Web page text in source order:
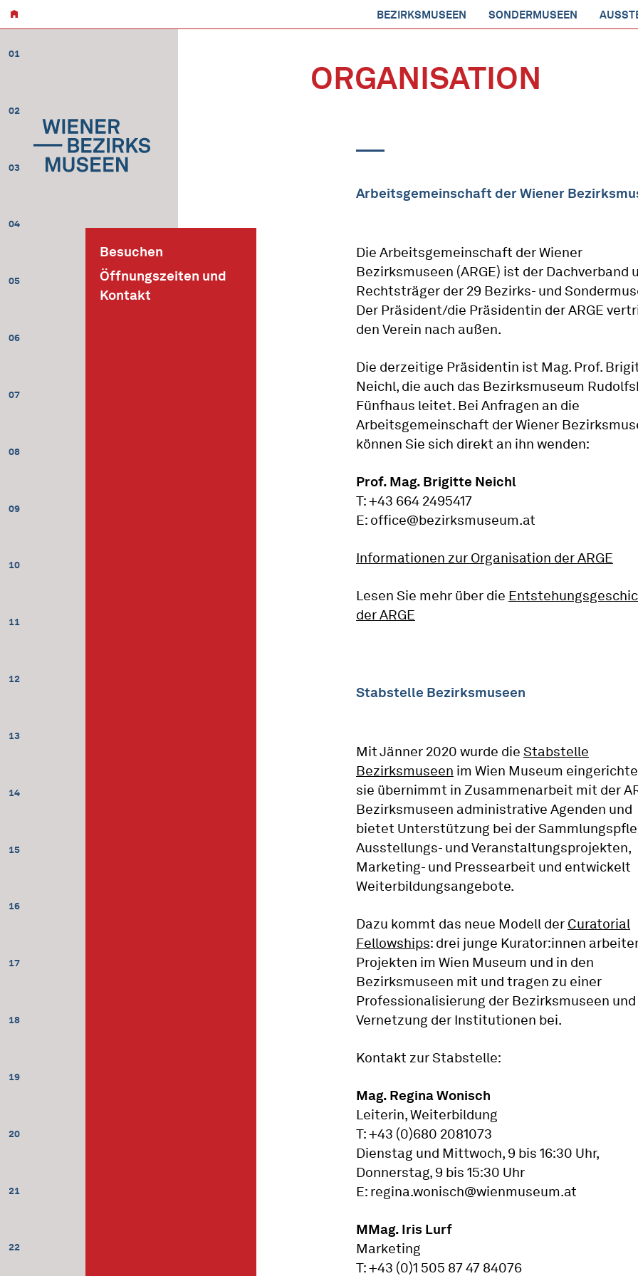
BEZIRKSMUSEEN SONDERMUSEEN
01
02
03
04
05
06
07
08
09
10
11
12
13
14
15
16
17
18
19
20
21
22
Besuchen
Öffnungszeiten und
Kontakt
ORGANISATION
Arbeitsgemeinschaft der Wiener
Die Arbeitsgemeinschaft der Wiener
Bezirksmuseen (ARGE) ist der Dachverband
Rechtsträger der 29 Bezirks- und
Der Präsident/die Präsidentin der ARGE
den Verein nach außen.
Die derzeitige Präsidentin ist Mag. Prof.
Neichl, die auch das Bezirksmuseum
Fünfhaus leitet. Bei Anfragen an die
Arbeitsgemeinschaft der Wiener
können Sie sich direkt an ihn wenden:
Prof. Mag. Brigitte Neichl
T: +43 664 2495417
E: office@bezirksmuseum.at
Informationen zur Organisation der ARGE
Lesen Sie mehr über die
der ARGE
Stabstelle Bezirksmuseen
Mit Jänner 2020 wurde die Stabstelle
Bezirksmuseen im Wien Museum
sie übernimmt in Zusammenarbeit mit der
Bezirksmuseen administrative Agenden und
bietet Unterstützung bei der
Ausstellungs- und Veranstaltungsprojekten,
Marketing- und Pressearbeit und entwickelt
Weiterbildungsangebote.
Dazu kommt das neue Modell der Curatorial
Fellowships: drei junge Kurator:innen
Projekten im Wien Museum und in den
Bezirksmuseen mit und tragen zu einer
Professionalisierung der Bezirksmuseen und
Vernetzung der Institutionen bei.
Kontakt zur Stabstelle:
Mag. Regina Wonisch
Leiterin, Weiterbildung
T: +43 (0)680 2081073
Dienstag und Mittwoch, 9 bis 16:30 Uhr,
Donnerstag, 9 bis 15:30 Uhr
E: regina.wonisch@wienmuseum.at
MMag. Iris Lurf
Marketing
T: +43 (0)1 505 87 47 84076